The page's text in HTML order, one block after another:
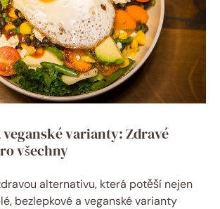
veganské varianty: Zdravé
všechny
alternativu, která potěší nejen
bezlepkové a veganské varianty